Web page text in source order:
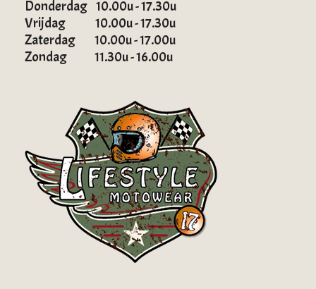
Donderdag 10.00u - 17.30u
Vrijdag 10.00u - 17.30u
Zaterdag 10.00u - 17.00u
Zondag 11.30u - 16.00u